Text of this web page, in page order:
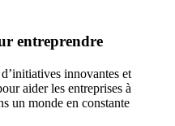
entreprendre
innovantes et
aider les entreprises à
un monde en constante